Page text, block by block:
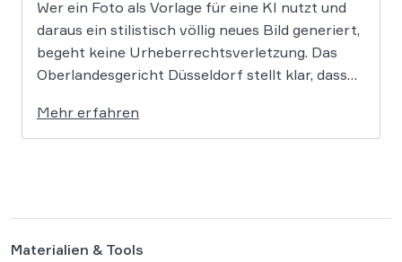
Wer ein Foto als Vorlage für eine KI nutzt und
daraus ein stilistisch völlig neues Bild generiert,
begeht keine Urheberrechtsverletzung. Das
Oberlandesgericht Düsseldorf stellt klar, dass
KI-gestützte Umgestaltung zulässig ist, solange
die individuellen kreativen Merkmale des
Mehr erfahren
Materialien & Tools